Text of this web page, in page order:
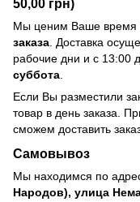
Мы ценим Ваше время
заказа . Доставка
рабочие дни и с 13:00
суббота
Если Вы разместили
товар в день заказа.
сможем доставить
Самовывоз
Мы находимся по
Народов), улица